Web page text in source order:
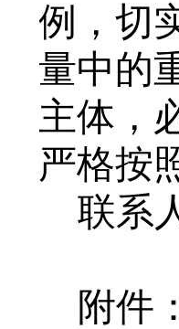
例，切
量中的
主体，
严格按
联系
附件：